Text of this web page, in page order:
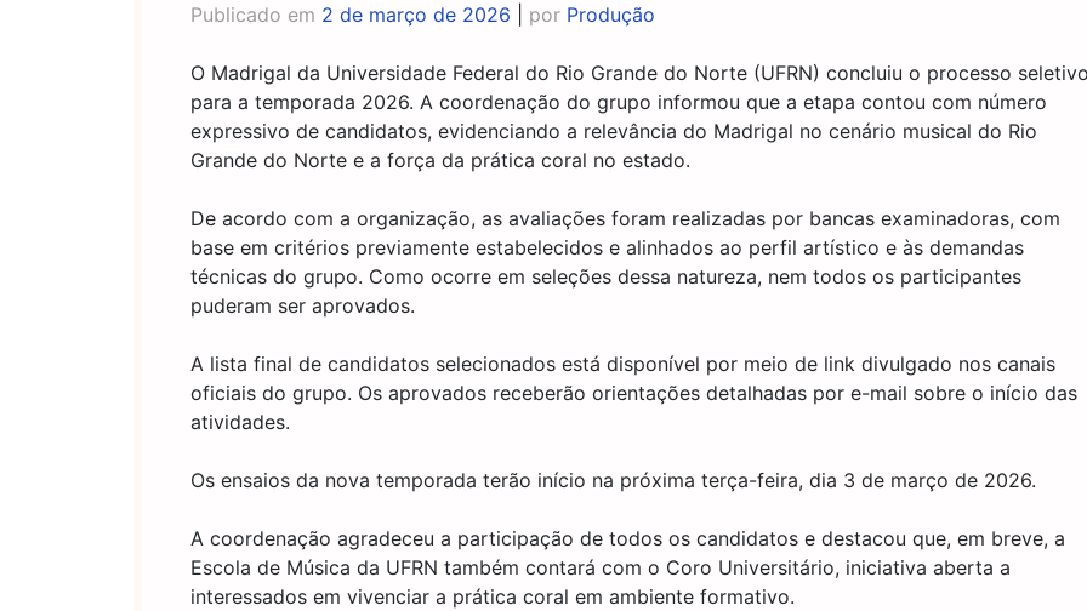
Publicado em 2 de março de 2026 por Produção
O Madrigal da Universidade Federal do Rio Grande do Norte (UFRN) concluiu o processo
para a temporada 2026. A coordenação do grupo informou que a etapa contou com número
expressivo de candidatos, evidenciando a relevância do Madrigal no cenário musical do Rio
Grande do Norte e a força da prática coral no estado.
De acordo com a organização, as avaliações foram realizadas por bancas examinadoras, com
base em critérios previamente estabelecidos e alinhados ao perfil artístico e às demandas
técnicas do grupo. Como ocorre em seleções dessa natureza, nem todos os participantes
puderam ser aprovados.
A lista final de candidatos selecionados está disponível por meio de link divulgado nos canais
oficiais do grupo. Os aprovados receberão orientações detalhadas por e-mail sobre o início das
atividades.
Os ensaios da nova temporada terão início na próxima terça-feira, dia 3 de março de 2026.
A coordenação agradeceu a participação de todos os candidatos e destacou que, em breve, a
Escola de Música da UFRN também contará com o Coro Universitário, iniciativa aberta a
interessados em vivenciar a prática coral em ambiente formativo.